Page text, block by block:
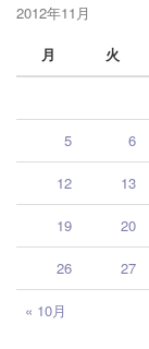
2012年11月
月
火
« 10月
5 6
12 13
19 20
26 27